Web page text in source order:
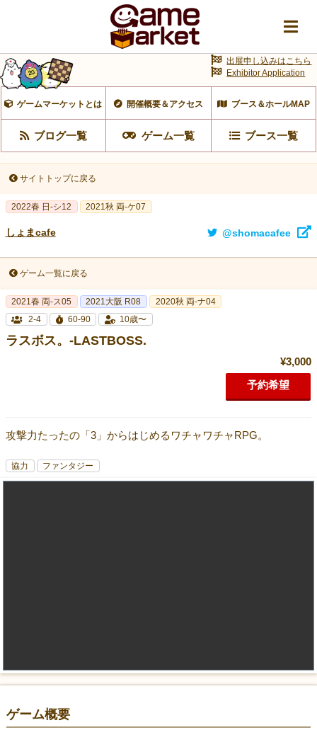
ゲームマーケットとは 開催概要＆アクセス ブース＆ホールMAP
ブログ一覧 ゲーム一覧 ブース一覧
出展申し込みはこちら
Exhibitor Application
サイトトップに戻る
2022春 日-シ12 2021秋 両-ケ07
しょまcafe @shomacafee
ゲーム一覧に戻る
2021春 両-ス05 2021大阪 R08
2020秋 両-ナ04
2-4
60-90 10歳〜
ラスボス。-LASTBOSS.
¥3,000
予約希望
攻撃力たったの「3」からはじめるワチャワチャRPG。
協力 ファンタジー
ゲーム概要